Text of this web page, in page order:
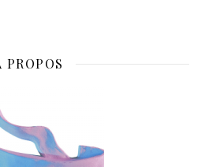
PROPOS